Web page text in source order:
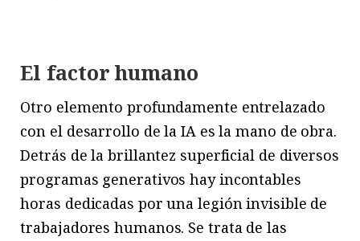
El factor humano
Otro elemento profundamente entrelazado
con el desarrollo de la IA es la mano de obra.
Detrás de la brillantez superficial de diversos
programas generativos hay incontables
horas dedicadas por una legión invisible de
trabajadores humanos. Se trata de las